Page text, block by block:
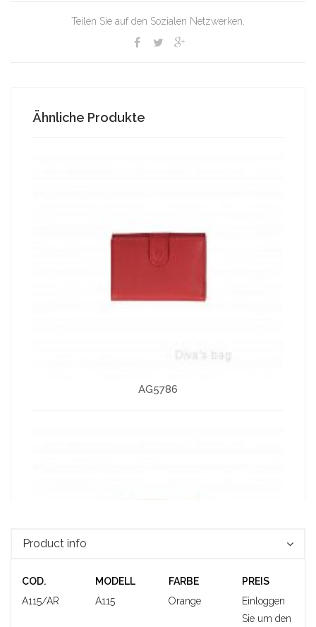
Teilen Sie auf den Sozialen Netzwerken.
Ähnliche Produkte
AG5786
Product info
COD. MODELL FARBE
PREIS
A115/AR
A115 Orange
Einloggen
Sie um den